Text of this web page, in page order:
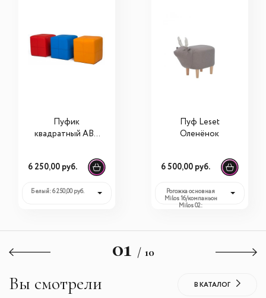
Пуфик
квадратный ABC
6 250,00 руб.
Белый: 6 250,00 руб.
Пуф Leset
Оленёнок
6 500,00 руб.
Рогожка основная
Milos 16/компаньон
Milos 02:
01 / 10
Вы смотрели В КАТАЛОГ